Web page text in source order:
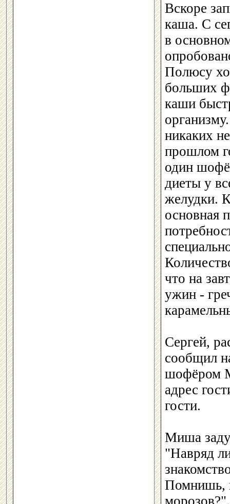
Вскоре
каша. С
в
Полюсу
больших
каши
никаких
прошлом
один
диеты у
желудки.
основная
что на
ужин -
Сергей,
сообщил
шофёром
адрес
гости.
Миша
"Навряд
Помнишь,